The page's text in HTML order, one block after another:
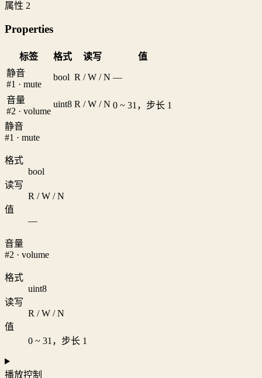
属性 2
Properties
标签 格式 读写
值
静音
#1 · mute
bool R / W / N —
音量
#2 · volume
uint8 R / W / N 0 ~ 31，步长 1
静音
#1 · mute
格式
bool
读写
R / W / N
值
—
音量
#2 · volume
格式
uint8
读写
R / W / N
值
0 ~ 31，步长 1
播放控制